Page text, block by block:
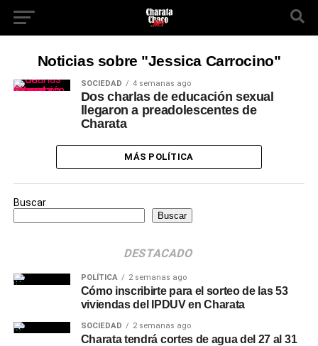
Noticias sobre "Jessica Carrocino"
SOCIEDAD 4 semanas ago
Dos charlas de educación sexual
llegaron a preadolescentes de
Charata
MÁS POLÍTICA
Buscar
Buscar
DESTACADO
POLÍTICA 2 semanas ago
Cómo inscribirte para el sorteo de las 53
viviendas del IPDUV en Charata
SOCIEDAD 2 semanas ago
Charata tendrá cortes de agua del 27 al 31